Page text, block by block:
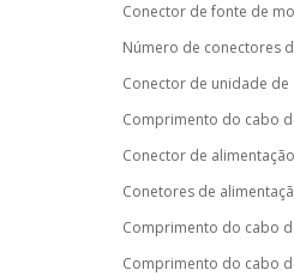
Conector de fonte de
Número de conectores
Conector de unidade
Comprimento do cabo
Conector de
Conetores de
Comprimento do cabo
Comprimento do cabo